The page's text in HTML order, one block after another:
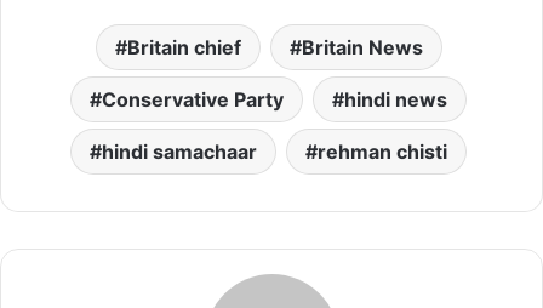
Britain chief Britain News
Conservative Party hindi news
hindi samachaar rehman chisti